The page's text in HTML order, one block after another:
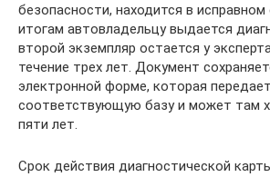
безопасности, находится в
итогам автовладельцу выдается
второй экземпляр остается у
течение трех лет. Документ
электронной форме, которая
соответствующую базу и может там
пяти лет.
Срок действия диагностической